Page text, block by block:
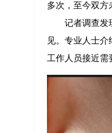
多次，至今双方
记者调查发
见。专业人士
工作人员接近需